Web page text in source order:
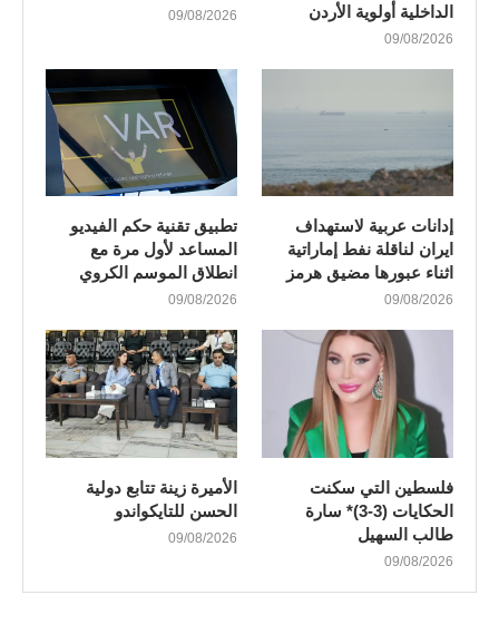
الداخلية أولوية الأردن
09/08/2026
09/08/2026
إدانات عربية لاستهداف
ايران لناقلة نفط إماراتية
اثناء عبورها مضيق هرمز
09/08/2026
تطبيق تقنية حكم الفيديو
المساعد لأول مرة مع
انطلاق الموسم الكروي
09/08/2026
فلسطين التي سكنت
الحكايات (3-3)* سارة
طالب السهيل
09/08/2026
الأميرة زينة تتابع دولية
الحسن للتايكواندو
09/08/2026